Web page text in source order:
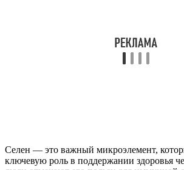
Селен — это важный микроэлемент,
ключевую роль в поддержании здоровья